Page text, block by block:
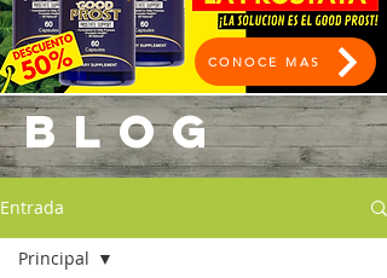
CONOCE MAS
BLOG
Entrada
Principal